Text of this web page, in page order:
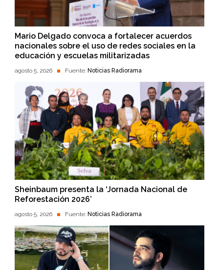
Mario Delgado convoca a fortalecer acuerdos
nacionales sobre el uso de redes sociales en la
educación y escuelas militarizadas
agosto 5, 2026 Fuente: Noticias Radiorama
Sheinbaum presenta la ‘Jornada Nacional de
Reforestación 2026’
agosto 5, 2026 Fuente: Noticias Radiorama